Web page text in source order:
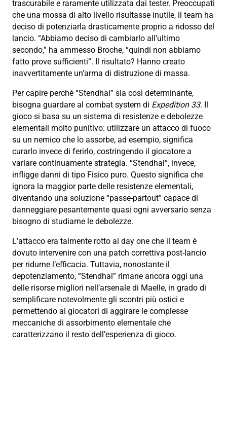
trascurabile e raramente utilizzata dai tester. Preoccupati
che una mossa di alto livello risultasse inutile, il team ha
deciso di potenziarla drasticamente proprio a ridosso del
lancio. “Abbiamo deciso di cambiarlo all’ultimo
secondo,” ha ammesso Broche, “quindi non abbiamo
fatto prove sufficienti”. Il risultato? Hanno creato
inavvertitamente un’arma di distruzione di massa.
Per capire perché “Stendhal” sia così determinante,
bisogna guardare al combat system di Expedition 33. Il
gioco si basa su un sistema di resistenze e debolezze
elementali molto punitivo: utilizzare un attacco di fuoco
su un nemico che lo assorbe, ad esempio, significa
curarlo invece di ferirlo, costringendo il giocatore a
variare continuamente strategia. “Stendhal”, invece,
infligge danni di tipo Fisico puro. Questo significa che
ignora la maggior parte delle resistenze elementali,
diventando una soluzione “passe-partout” capace di
danneggiare pesantemente quasi ogni avversario senza
bisogno di studiarne le debolezze.
L’attacco era talmente rotto al day one che il team è
dovuto intervenire con una patch correttiva post-lancio
per ridurne l’efficacia. Tuttavia, nonostante il
depotenziamento, “Stendhal” rimane ancora oggi una
delle risorse migliori nell’arsenale di Maelle, in grado di
semplificare notevolmente gli scontri più ostici e
permettendo ai giocatori di aggirare le complesse
meccaniche di assorbimento elementale che
caratterizzano il resto dell’esperienza di gioco.